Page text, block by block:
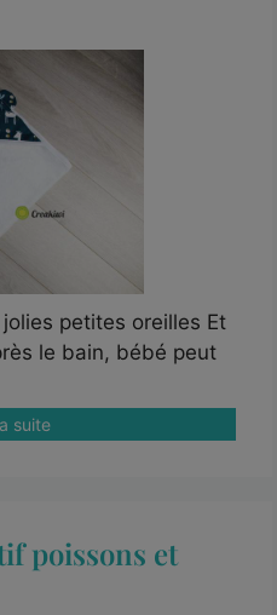
petites oreilles Et
le bain, bébé peut
suite
poissons et